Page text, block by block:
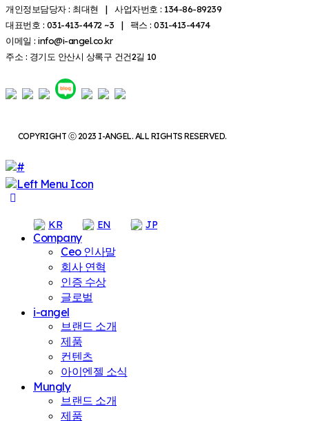
개인정보담당자 : 최대현 | 사업자번호 : 134-86-89239
대표번호 : 031-413-4472 ~3 | 팩스 : 031-413-4474
이메일 : info@i-angel.co.kr
주소 : 경기도 안산시 상록구 건건2길 10
COPYRIGHT ⓒ 2023 I-ANGEL. ALL RIGHTS RESERVED.
KR EN JP
Company
Ceo 인사말
회사 연혁
인증 수상
글로벌
i-angel
브랜드 소개
제품
컨텐츠
아이엔젤 소식
Mungly
브랜드 소개
제품